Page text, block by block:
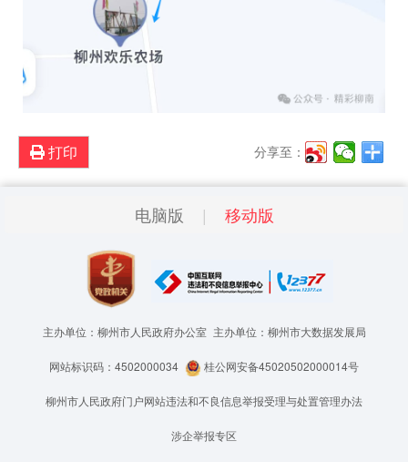
打印 分享至：
电脑版 移动版
主办单位：柳州市人民政府办公室 主办单位：柳州市大数据发展局
网站标识码：4502000034 桂公网安备45020502000014号
柳州市人民政府门户网站违法和不良信息举报受理与处置管理办法
涉企举报专区